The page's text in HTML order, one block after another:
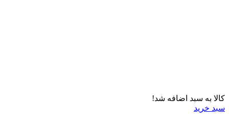
کالا به سبد اضافه شد!
سبد خرید